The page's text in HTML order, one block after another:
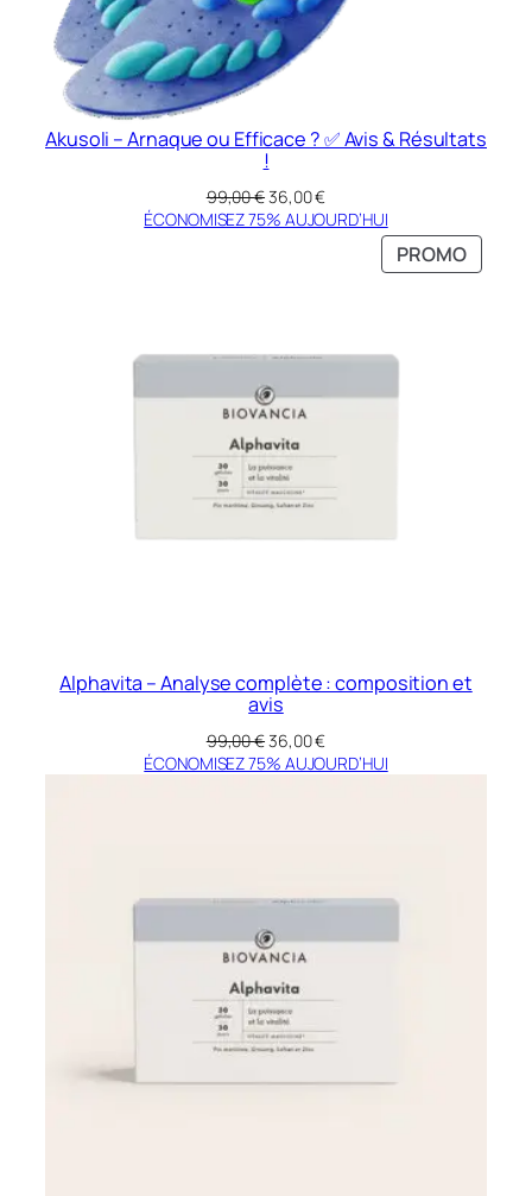
Akusoli – Arnaque ou Efficace ? ✅ Avis & Résultats
!
99,00€Le
prix
36,00€Le
prix
ÉCONOMISEZ 75% AUJOURD’HUI
PROMO
EN
Alphavita – Analyse complète : composition et
avis
99,00€Le
prix
36,00€Le
prix
ÉCONOMISEZ 75% AUJOURD’HUI